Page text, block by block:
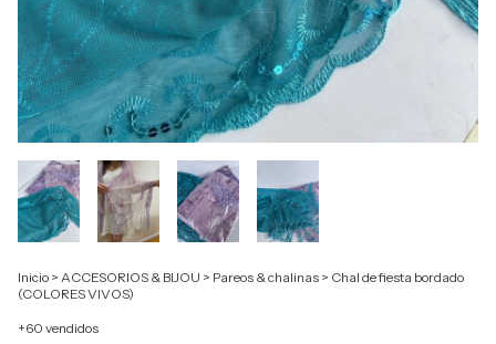
Inicio > ACCESORIOS & BIJOU > Pareos & chalinas > Chal de fiesta bordado
(COLORES VIVOS)
+60 vendidos